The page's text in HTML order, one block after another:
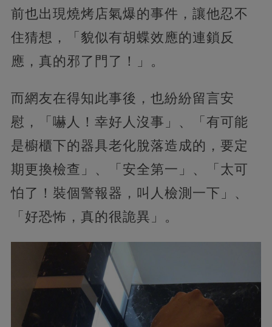
前也出現燒烤店氣爆的事件，讓他忍不
住猜想，「貌似有胡蝶效應的連鎖反
應，真的邪了門了！」。
而網友在得知此事後，也紛紛留言安
慰，「嚇人！幸好人沒事」、「有可能
是櫥櫃下的器具老化脫落造成的，要定
期更換檢查」、「安全第一」、「太可
怕了！裝個警報器，叫人檢測一下」、
「好恐怖，真的很詭異」。